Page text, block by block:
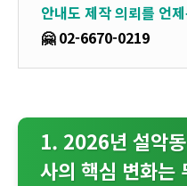
안내도 제작 의뢰를 언
🤗 02-6670-0219
1. 2026년 설악
사의 핵심 변화는